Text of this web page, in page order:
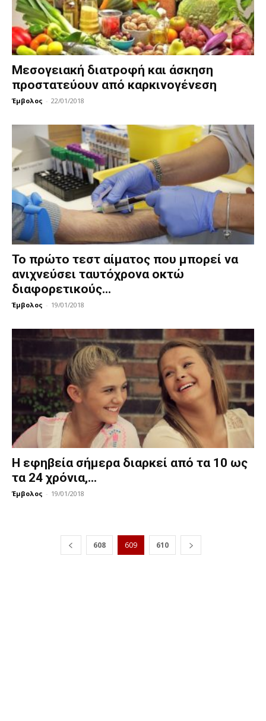
Μεσογειακή διατροφή και άσκηση
προστατεύουν από καρκινογένεση
Έμβολος - 22/01/2018
Το πρώτο τεστ αίματος που μπορεί να
ανιχνεύσει ταυτόχρονα οκτώ
διαφορετικούς...
Έμβολος - 19/01/2018
Η εφηβεία σήμερα διαρκεί από τα 10 ως
τα 24 χρόνια,...
Έμβολος - 19/01/2018
608 609 610